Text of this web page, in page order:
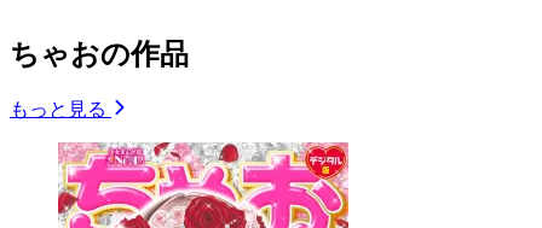
ちゃおの作品
もっと見る